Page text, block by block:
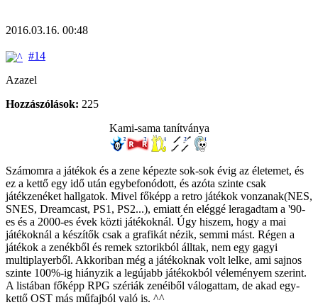
2016.03.16. 00:48
#14
Azazel
Hozzászólások: 225
Kami-sama tanítványa
Számomra a játékok és a zene képezte sok-sok évig az életemet, és
ez a kettő egy idő után egybefonódott, és azóta szinte csak
játékzenéket hallgatok. Mivel főképp a retro játékok vonzanak(NES,
SNES, Dreamcast, PS1, PS2...), emiatt én eléggé leragadtam a '90-
es és a 2000-es évek közti játékoknál. Úgy hiszem, hogy a mai
játékoknál a készítők csak a grafikát nézik, semmi mást. Régen a
játékok a zenékből és remek sztorikból álltak, nem egy gagyi
multiplayerből. Akkoriban még a játékoknak volt lelke, ami sajnos
szinte 100%-ig hiányzik a legújabb játékokból véleményem szerint.
A listában főképp RPG szériák zenéiből válogattam, de akad egy-
kettő OST más műfajból való is. ^^